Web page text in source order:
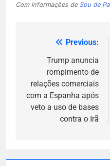
Com informações de Sou de
Navegação
Post
Previous:
Trump anuncia
rompimento de
relações comerciais
com a Espanha após
veto a uso de bases
contra o Irã